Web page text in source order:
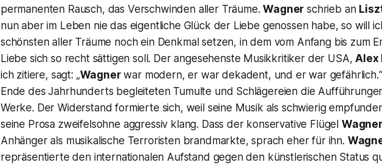
permanenten Rausch, das Verschwinden aller Träume.Wagner schrieb an
nun aber im Leben nie das eigentliche Glück der Liebe genossen habe, so will
schönsten aller Träume noch ein Denkmal setzen, in dem vom Anfang bis zum
Liebe sich so recht sättigen soll. Der angesehenste Musikkritiker der USA,Alex
ich zitiere, sagt: „Wagnerwar modern, er war dekadent, und er war gefährlich.“
Ende des Jahrhunderts begleiteten Tumulte und Schlägereien die
Werke. Der Widerstand formierte sich, weil seine Musik als schwierig
seine Prosa zweifelsohne aggressiv klang. Dass der konservative Flügel Wagner
Anhänger als musikalische Terroristen brandmarkte, sprach eher für ihn.
repräsentierte den internationalen Aufstand gegen den künstlerischen Status